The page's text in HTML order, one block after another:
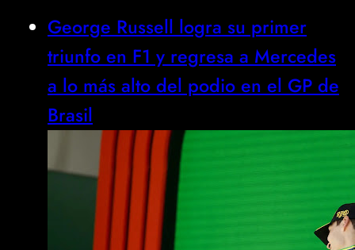
George Russell logra su primer
triunfo en F1 y regresa a Mercedes
a lo más alto del podio en el GP de
Brasil